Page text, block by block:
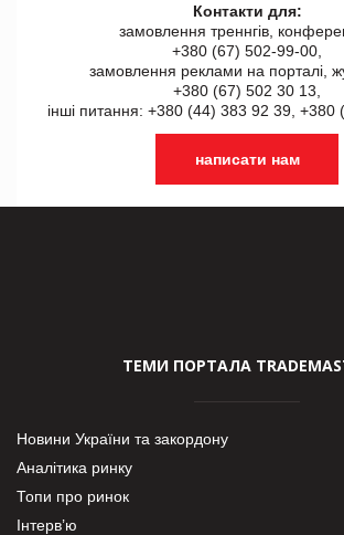
Контакти для:
замовлення треннгів,
+380 (67) 502-99-00,
замовлення реклами на порталі,
+380 (67) 502 30 13,
інші питання: +380 (44) 383 92 39, +380
написати нам
ТЕМИ ПОРТАЛА
Новини України та закордону
Аналітика ринку
Топи про ринок
Інтерв’ю